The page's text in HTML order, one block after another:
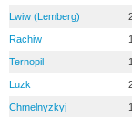
Lwiw (Lemberg)
Rachiw
Ternopil
Luzk
Chmelnyzkyj